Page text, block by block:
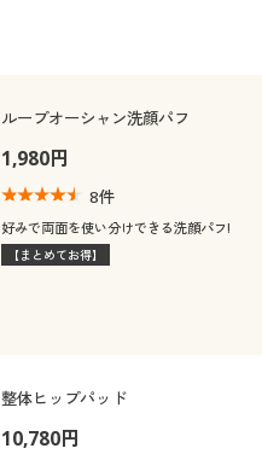
ループオーシャン洗顔パフ
1,980円
8件
好みで両面を使い分けできる洗顔パフ!
【まとめてお得】
整体ヒップパッド
10,780円